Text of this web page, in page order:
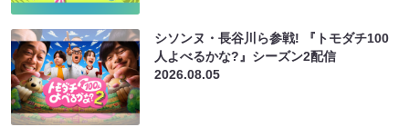
シソンヌ・長谷川ら参戦! 『トモダチ100
人よべるかな?』シーズン2配信
2026.08.05